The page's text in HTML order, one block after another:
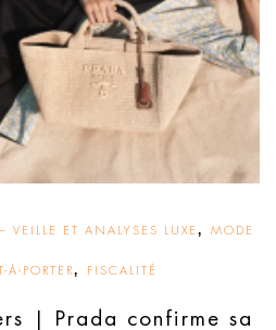
VEILLE ET ANALYSES LUXE , MODE
PORTER, FISCALITÉ
| Prada confirme sa